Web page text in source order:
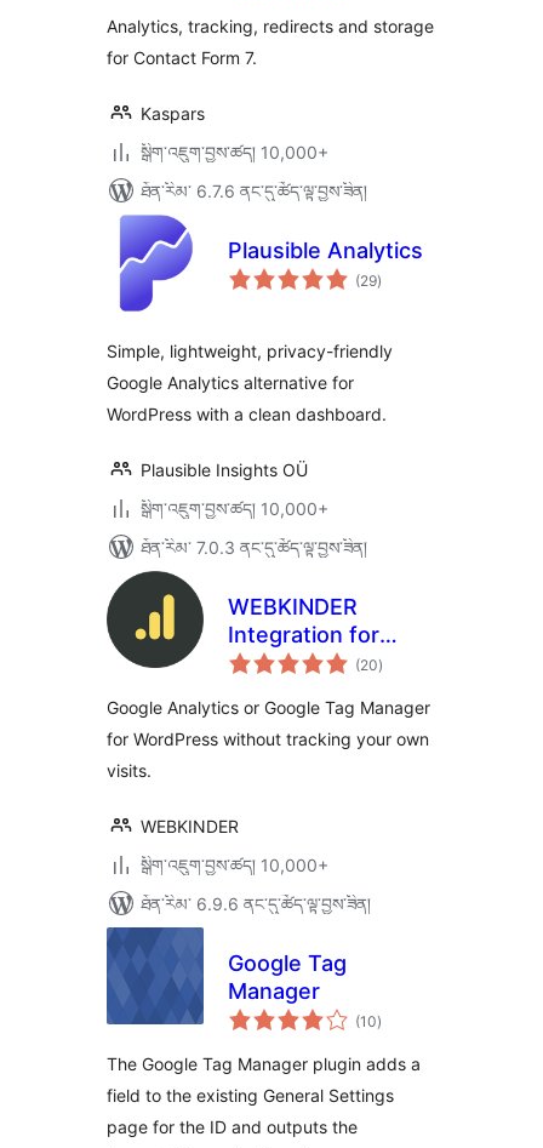
Tracking)
ཚང་།
Analytics, tracking, redirects and storage
for Contact Form 7.
Kaspars
སྒྲིག་འཇུག་བྱས་ཚད། 10,000+
ཐོན་རིམ་ 6.7.6 ནང་དུ་ཚོད་ལྟ་བྱས་ཟིན།
Plausible Analytics
(29གདེང་
འཇོག་
)
Simple, lightweight, privacy-friendly
Google Analytics alternative for
WordPress with a clean dashboard.
Plausible Insights OÜ
སྒྲིག་འཇུག་བྱས་ཚད། 10,000+
ཐོན་རིམ་ 7.0.3 ནང་དུ་ཚོད་ལྟ་བྱས་ཟིན།
WEBKINDER
Integration for
Google Analytics
Manager
(20གདེང་
འཇོག་
ཚང་།
)
Google Analytics or Google Tag Manager
for WordPress without tracking your own
visits.
WEBKINDER
སྒྲིག་འཇུག་བྱས་ཚད། 10,000+
ཐོན་རིམ་ 6.9.6 ནང་དུ་ཚོད་ལྟ་བྱས་ཟིན།
Google Tag
Manager
(10གདེང་
འཇོག་
ཚང་།
)
The Google Tag Manager plugin adds a
field to the existing General Settings
page for the ID and outputs the